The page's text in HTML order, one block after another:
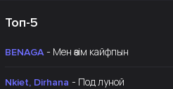
Топ-5
BENAGA - Мен өзім кайфпын
Nkiet, Dirhana - Под луной